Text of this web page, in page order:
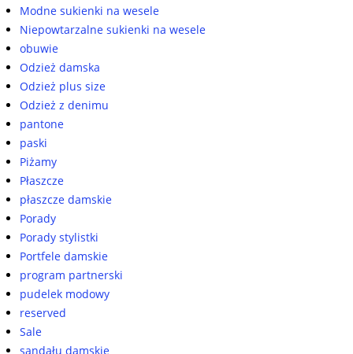
Modne sukienki na wesele
Niepowtarzalne sukienki na wesele
obuwie
Odzież damska
Odzież plus size
Odzież z denimu
pantone
paski
Piżamy
Płaszcze
płaszcze damskie
Porady
Porady stylistki
Portfele damskie
program partnerski
pudelek modowy
reserved
Sale
sandału damskie